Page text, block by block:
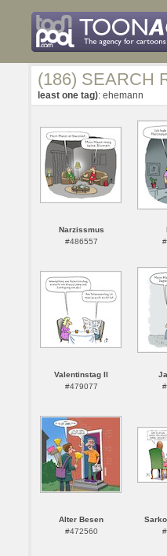
(186) SEARCH
least one tag): ehemann
Narzissmus
#486557
Valentinstag II
#479077
Alter Besen
#472560